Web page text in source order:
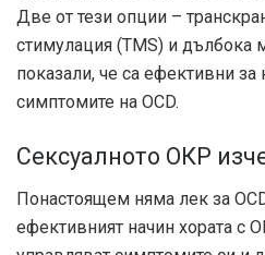
Две от тези опции –
стимулация (TMS) и дълбока
показали, че са ефективни за
симптомите на OCD.
Сексуалното ОКР
Понастоящем няма лек за
ефективният начин хората с